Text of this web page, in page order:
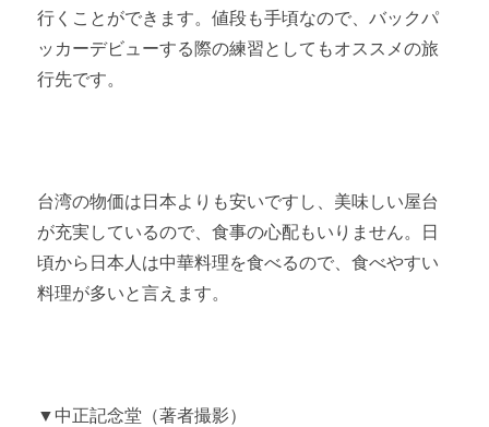
行くことができます。値段も手頃なので、バックパ
ッカーデビューする際の練習としてもオススメの旅
行先です。
台湾の物価は日本よりも安いですし、美味しい屋台
が充実しているので、食事の心配もいりません。日
頃から日本人は中華料理を食べるので、食べやすい
料理が多いと言えます。
▼中正記念堂（著者撮影）